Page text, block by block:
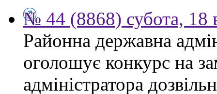
№ 44 (8868) субота, 18
Районна державна
оголошує конкурс на
адміністратора